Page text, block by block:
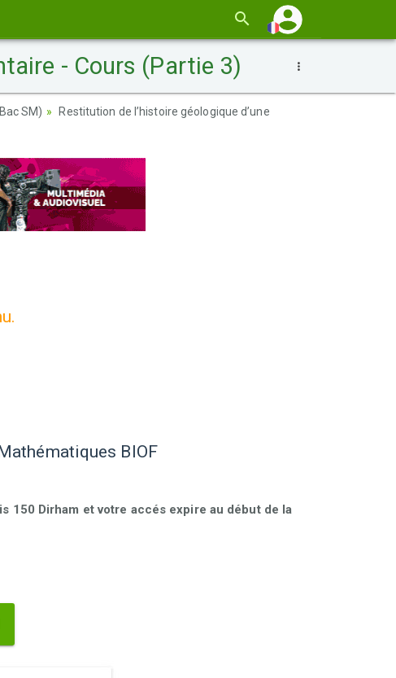
- Cours (Partie 3)
SM)
Restitution de l’histoire géologique d’une
BIOF
150 Dirham et votre accés expire au début de la